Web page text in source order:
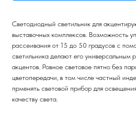
Светодиодный светильник для
выставочных комплексов. Возможность
рассеивания от 15 до 50 градусов с
светильника делают его универсальным
акцентов. Ровное световое пятно без
цветопередачи, в том числе частный
прменять световой прибор для
качеству света.